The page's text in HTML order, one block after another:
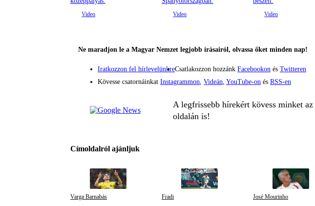
Ne maradjon le a Magyar Nemzet legjobb írásairól, olvassa őket minden nap!
Iratkozzon fel hírlevelünkreCsatlakozzon hozzánk Facebookon és Twitteren
Kövesse csatornáinkat Instagrammon Videán YouTube-on és RSS-en
A legfrissebb hírekért kövess minket az
oldalán is!
Címoldalról ajánljuk
Varga Barnabás Fradi José Mourinho